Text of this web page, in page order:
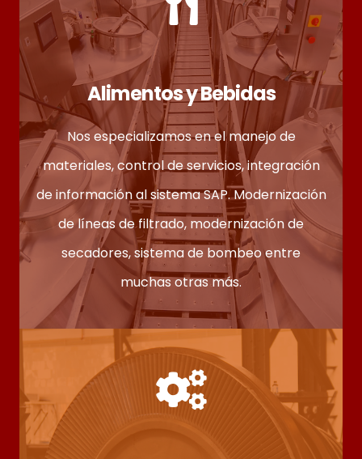
Alimentos y Bebidas
Nos especializamos en el manejo de
materiales, control de servicios, integración
de información al sistema SAP. Modernización
de líneas de filtrado, modernización de
secadores, sistema de bombeo entre
muchas otras más.